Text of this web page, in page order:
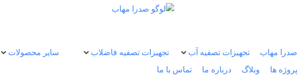
صدرا مهاب تجهیزات تصفیه آب تجهیزات تصفیه فاضلاب
سایر محصولات
پروژه ها
وبلاگ درباره ما تماس با ما